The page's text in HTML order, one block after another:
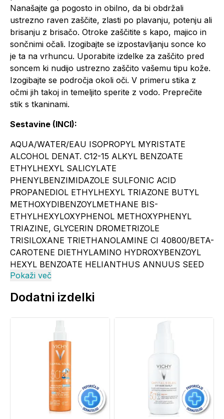
Nanašajte ga pogosto in obilno, da bi obdržali
ustrezno raven zaščite, zlasti po plavanju, potenju ali
brisanju z brisačo. Otroke zaščitite s kapo, majico in
sončnimi očali. Izogibajte se izpostavljanju sonce ko
je ta na vrhuncu. Uporabite izdelke za zaščito pred
soncem ki nudijo ustrezno zaščito vašemu tipu kože.
Izogibajte se področja okoli oči. V primeru stika z
očmi jih takoj in temeljito sperite z vodo. Preprečite
stik s tkaninami.
Sestavine (INCI):
AQUA/WATER/EAU ISOPROPYL MYRISTATE
ALCOHOL DENAT. C12-15 ALKYL BENZOATE
ETHYLHEXYL SALICYLATE
PHENYLBENZIMIDAZOLE SULFONIC ACID
PROPANEDIOL ETHYLHEXYL TRIAZONE BUTYL
METHOXYDIBENZOYLMETHANE BIS-
ETHYLHEXYLOXYPHENOL METHOXYPHENYL
TRIAZINE, GLYCERIN DROMETRIZOLE
TRISILOXANE TRIETHANOLAMINE CI 40800/BETA-
CAROTENE DIETHYLAMINO HYDROXYBENZOYL
HEXYL BENZOATE HELIANTHUS ANNUUS SEED
OIL/SUNFLOWER SEED OIL ,
OCTYLDODECYL XYLOSIDE PHENOXYETHANOL,
DISUCCINATE PARFUM/FRAGRANCE. Code F.I.L.:
Informacije o proizvajalcu - odgovorna oseba in
elektronski kontaktni naslov
se nahajajona
povezavi (klik).
Pokaži več
Dodatni izdelki